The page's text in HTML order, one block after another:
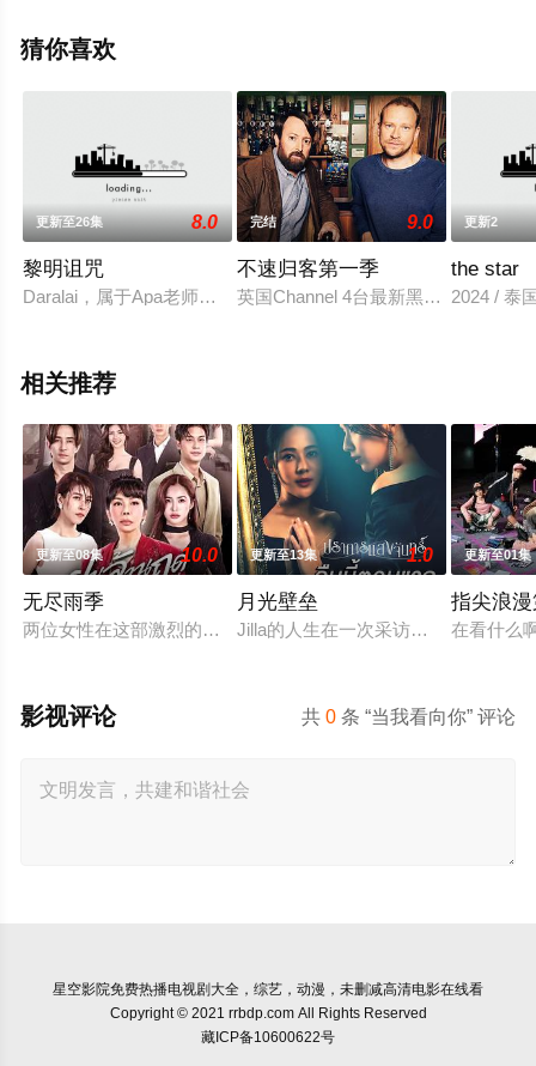
视猫或剧情网等平台了解。
猜你喜欢
更新至26集 8.0
黎明诅咒
Daralai，属于Apa老师和儿子Korn（Aon扮演）的老旧的剧院，
完结 9.0
不速归客第一季
英国Channel 4台最新黑色喜剧，由
更新2
the star
2024 / 泰
相关推荐
更新至08集 10.0
无尽雨季
两位女性在这部激烈的家庭剧中争夺强大的蒂纳拉王朝领导权
更新至13集 1.0
月光壁垒
Jilla的人生在一次采访中彻底偏离了
更新至01集
指尖浪
在看什么
共0 条 “当我看向你” 评论
影视评论
星空影院免费热播电视剧大全，综艺，动漫，未删减高清电影在线看
Copyright © 2021 rrbdp.com All Rights Reserved
藏ICP备10600622号